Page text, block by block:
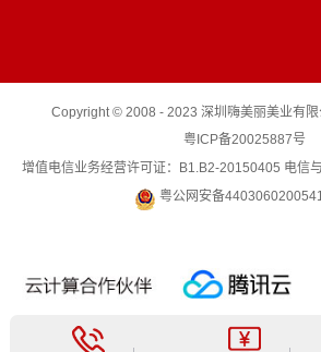
Copyright © 2008 - 2023 深圳嗨美丽美业有限
粤ICP备20025887号
增值电信业务经营许可证：B1.B2-20150405 电信
粤公网安备